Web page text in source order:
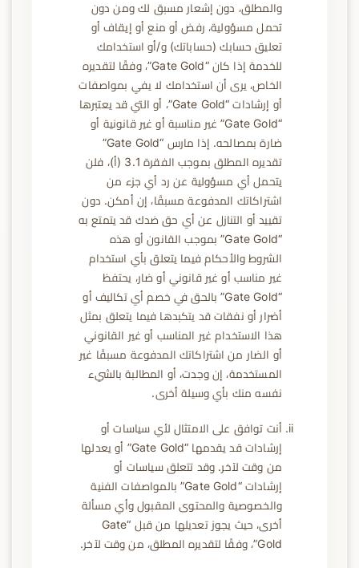
والمطلق، دون إشعار مسبق لك ومن دون
تحمل مسؤولية، رفض أو منع أو إيقاف أو
تعليق حسابك (حساباتك) و/أو استخدامك
للخدمة إذا كان “Gate Gold”، وفقًا لتقديره
الخاص، يرى أن استخدامك لا يفي بمواصفات
أو إرشادات “Gate Gold”، أو التي قد يعتبرها
“Gate Gold” غير مناسبة أو غير قانونية أو
ضارة بمصالحه. إذا مارس “Gate Gold”
تقديره المطلق بموجب الفقرة 3.1 (أ)، فلن
يتحمل أي مسؤولية عن رد أي جزء من
اشتراكاتك المدفوعة مسبقًا، إن أمكن. دون
تقييد أو التنازل عن أي حق ضدك قد يتمتع به
“Gate Gold” بموجب القانون أو هذه
الشروط والأحكام فيما يتعلق بأي استخدام
غير مناسب أو غير قانوني أو ضار، يحتفظ
“Gate Gold” بالحق في خصم أي تكاليف أو
أضرار أو نفقات قد يتكبدها فيما يتعلق بمثل
هذا الاستخدام غير المناسب أو غير القانوني
أو الضار من اشتراكاتك المدفوعة مسبقًا غير
المستخدمة، إن وجدت، أو المطالبة بالشيء
نفسه منك بأي وسيلة أخرى.
أنت توافق على الامتثال لأي سياسات أو
إرشادات قد يقدمها “Gate Gold” أو يعدلها
من وقت لآخر. وقد تتعلق سياسات أو
إرشادات “Gate Gold” بالمواصفات الفنية
والخصوصية والمحتوى المقبول وأي مسألة
أخرى، حيث يجوز تعديلها من قبل “Gate
Gold”، وفقًا لتقديره المطلق، من وقت لآخر.